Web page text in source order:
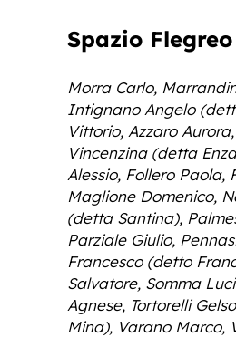
Spazio Flegreo
Morra Carlo,
Intignano Angelo
Vittorio, Azzaro
Vincenzina (detta
Alessio, Follero Paola,
Maglione Domenico,
(detta Santina),
Parziale Giulio,
Francesco (detto
Salvatore, Somma
Agnese, Tortorelli
Mina), Varano Marco,